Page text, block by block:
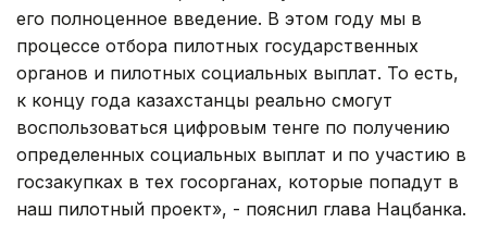
его полноценное введение. В этом году мы в
процессе отбора пилотных государственных
органов и пилотных социальных выплат. То есть,
к концу года казахстанцы реально смогут
воспользоваться цифровым тенге по получению
определенных социальных выплат и по участию в
госзакупках в тех госорганах, которые попадут в
наш пилотный проект», - пояснил глава Нацбанка.